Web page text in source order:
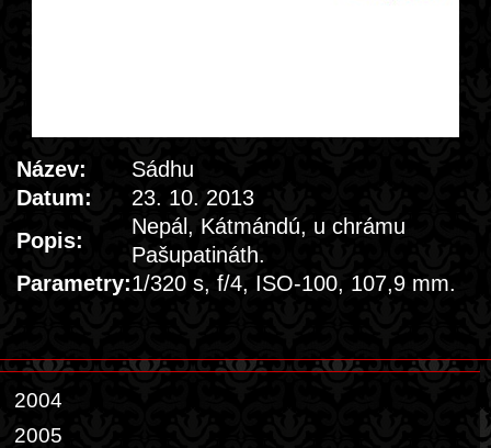
Název:
Sádhu
Datum:
23. 10. 2013
Popis:
Nepál, Kátmándú, u chrámu
Pašupatináth.
Parametry:1/320 s, f/4, ISO-100, 107,9 mm.
2004
2005